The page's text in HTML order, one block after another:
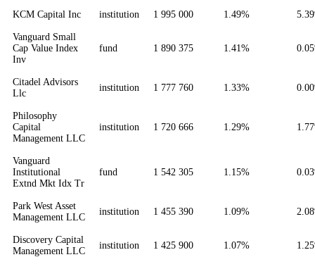
KCM Capital Inc institution 1 995 000 1.49%
Vanguard Small
Cap Value Index
Inv
fund 1 890 375 1.41%
Citadel Advisors
Llc
institution 1 777 760 1.33%
Philosophy
Capital
Management LLC
institution 1 720 666 1.29%
Vanguard
Institutional
Extnd Mkt Idx Tr
fund 1 542 305 1.15%
Park West Asset
Management LLC
institution 1 455 390 1.09%
Discovery Capital
Management LLC
institution 1 425 900 1.07%